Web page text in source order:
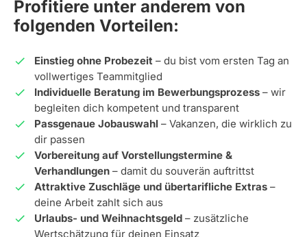
Profitiere unter anderem von
folgenden Vorteilen:
Einstieg ohne Probezeit – du bist vom ersten Tag an
vollwertiges Teammitglied
Individuelle Beratung im Bewerbungsprozess – wir
begleiten dich kompetent und transparent
Passgenaue Jobauswahl – Vakanzen, die wirklich zu
dir passen
Vorbereitung auf Vorstellungstermine &
Verhandlungen – damit du souverän auftrittst
Attraktive Zuschläge und übertarifliche Extras –
deine Arbeit zahlt sich aus
Urlaubs- und Weihnachtsgeld – zusätzliche
Wertschätzung für deinen Einsatz